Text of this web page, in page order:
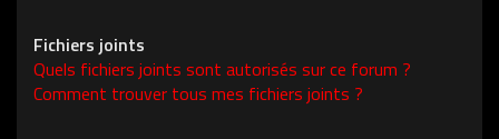
Fichiers joints
Quels fichiers joints sont autorisés sur ce forum ?
Comment trouver tous mes fichiers joints ?